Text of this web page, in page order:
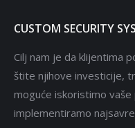
CUSTOM SECURITY
Cilj nam je da klijentima
štite njihove investicije,
moguće iskoristimo
implementiramo